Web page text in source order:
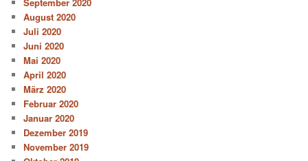
August 2020
Juli 2020
Juni 2020
Mai 2020
April 2020
März 2020
Februar 2020
Januar 2020
Dezember 2019
November 2019